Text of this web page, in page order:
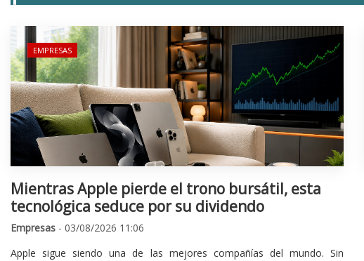
EMPRESAS
Mientras Apple pierde el trono bursátil, esta
tecnológica seduce por su dividendo
Empresas - 03/08/2026 11:06
Apple sigue siendo una de las mejores compañías del mundo. Sin